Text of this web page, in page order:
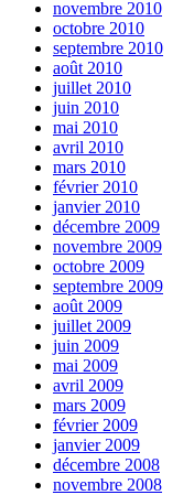
novembre 2010
octobre 2010
septembre 2010
août 2010
juillet 2010
juin 2010
mai 2010
avril 2010
mars 2010
février 2010
janvier 2010
décembre 2009
novembre 2009
octobre 2009
septembre 2009
août 2009
juillet 2009
juin 2009
mai 2009
avril 2009
mars 2009
février 2009
janvier 2009
décembre 2008
novembre 2008